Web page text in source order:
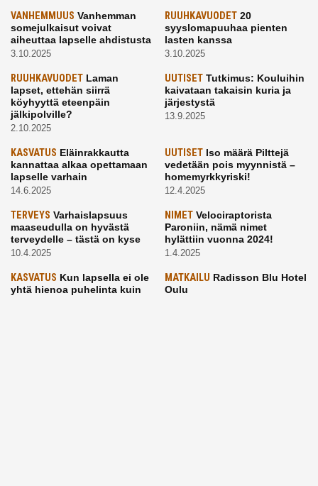
VANHEMMUUS Vanhemman
somejulkaisut voivat
aiheuttaa lapselle ahdistusta
3.10.2025
RUUHKAVUODET20
syyslomapuuhaa pienten
lasten kanssa
3.10.2025
RUUHKAVUODET Laman
lapset, ettehän siirrä
köyhyyttä eteenpäin
jälkipolville?
2.10.2025
UUTISETTutkimus: Kouluihin
kaivataan takaisin kuria ja
järjestystä
13.9.2025
KASVATUS Eläinrakkautta
kannattaa alkaa opettamaan
lapselle varhain
14.6.2025
UUTISETIso määrä Pilttejä
vedetään pois myynnistä –
homemyrkkyriski!
12.4.2025
TERVEYS Varhaislapsuus
maaseudulla on hyvästä
terveydelle – tästä on kyse
10.4.2025
NIMETVelociraptorista
Paroniin, nämä nimet
hylättiin vuonna 2024!
1.4.2025
KASVATUS Kun lapsella ei ole
yhtä hienoa puhelinta kuin
MATKAILU Radisson Blu Hotel
Oulu